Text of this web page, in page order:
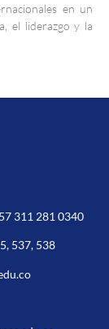
en un
el liderazgo y la
311 281 0340
537, 538